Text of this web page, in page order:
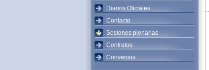
Diarios Oficiales
Contacto
Sesiones plenarias
Contratos
Convenios